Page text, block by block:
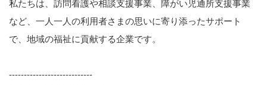
私たちは、訪問看護や相談支援事業、障がい児通所支援事業
など、一人一人の利用者さまの思いに寄り添ったサポート
で、地域の福祉に貢献する企業です。
----------------------------